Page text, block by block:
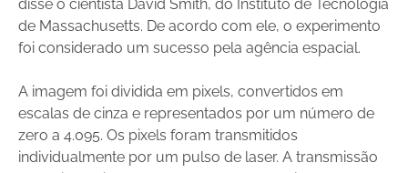
disse o cientista David Smith, do Instituto de Tecnologia
de Massachusetts. De acordo com ele, o experimento
foi considerado um sucesso pela agência espacial.
A imagem foi dividida em pixels, convertidos em
escalas de cinza e representados por um número de
zero a 4.095. Os pixels foram transmitidos
individualmente por um pulso de laser. A transmissão